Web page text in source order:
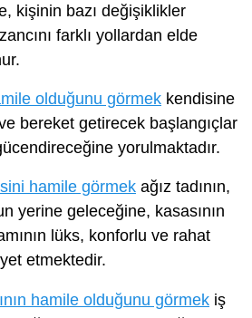
kişinin bazı değişiklikler
farklı yollardan elde
olduğunu görmek kendisine
bereket getirecek başlangıçlar
yorulmaktadır.
hamile görmek ağız tadının,
yerine geleceğine, kasasının
lüks, konforlu ve rahat
etmektedir.
hamile olduğunu görmek iş